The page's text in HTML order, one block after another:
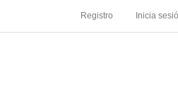
Registro Inicia